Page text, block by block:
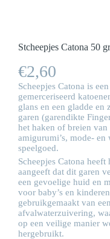
Stcheepjes Catona 50
€2,60
Scheepjes Catona is
gemerceriseerd
glans en een gladde
garen (garendikte
het haken of breien
amigurumi’s, mode- en
speelgoed.
Scheepjes Catona
aangeeft dat dit garen
een gevoelige huid en
voor baby’s en
gebruikgemaakt van
afvalwaterzuivering,
op een veilige manier
hergebruikt.